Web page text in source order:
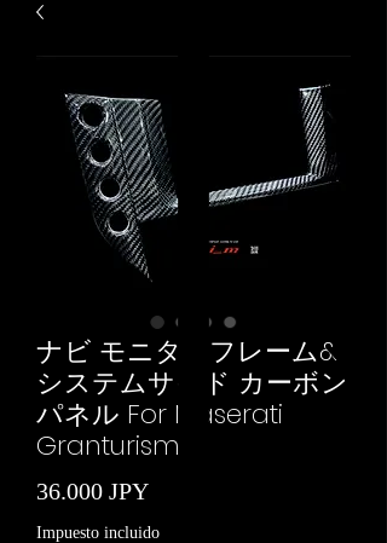
ナビ モニターフレーム&
システムサイド カーボン
パネル For Maserati
Granturismo
36.000 JPYPrecio
Impuesto incluido